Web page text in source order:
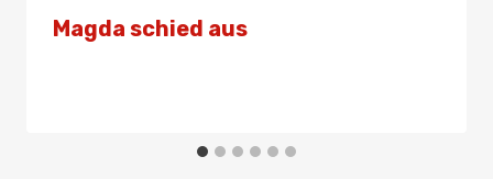
Magda schied aus